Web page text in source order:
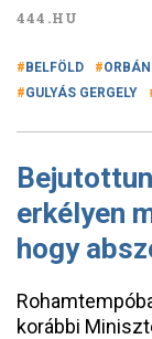
444.HU
BELFÖLD
GULYÁS GERGELY
erkélyen
hogy
korábbi